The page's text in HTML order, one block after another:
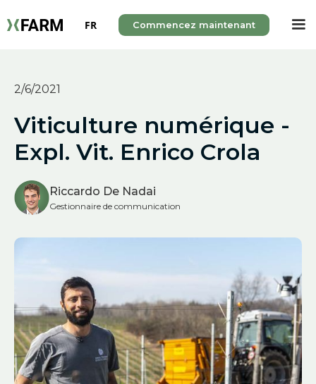
FR Commencez maintenant
2/6/2021
Viticulture numérique -
Expl. Vit. Enrico Crola
Riccardo De Nadai
Gestionnaire de communication